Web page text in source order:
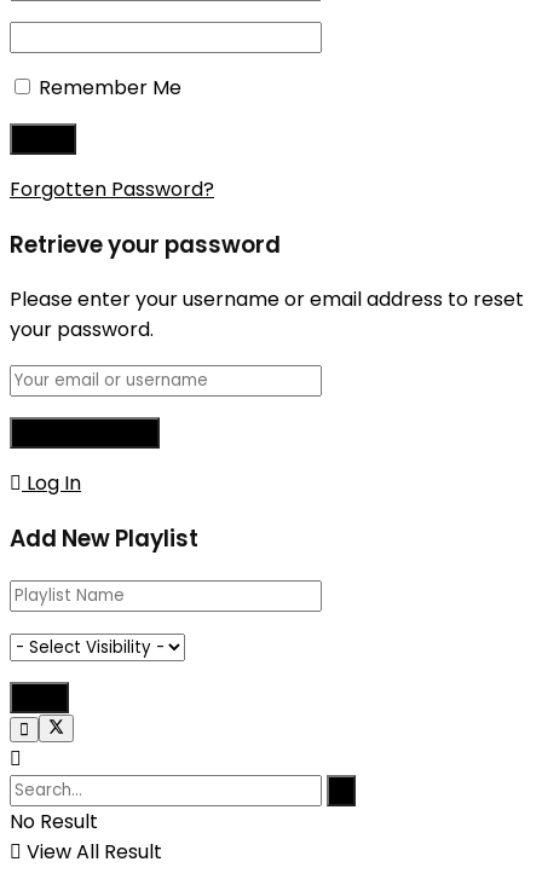
Remember Me
Forgotten Password?
Retrieve your password
Please enter your username or email address to reset
your password.
Log In
Add New Playlist
No Result
View All Result